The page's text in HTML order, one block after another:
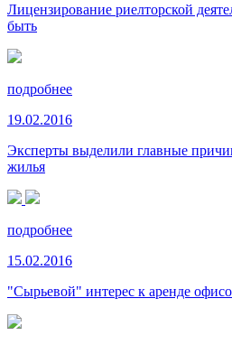
Лицензирование риелторской
быть
подробнее
19.02.2016
Эксперты выделили главные
жилья
подробнее
15.02.2016
"Сырьевой" интерес к аренде